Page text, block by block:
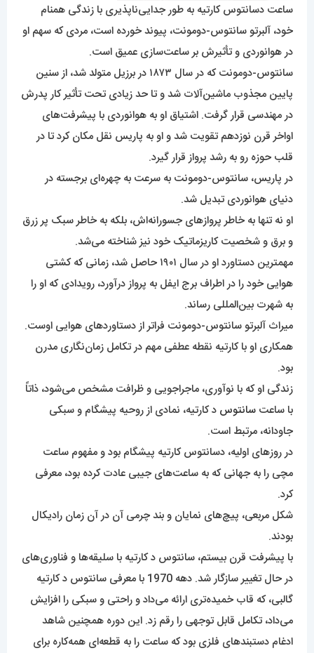
ساعت دسانتوس کارتیه به طور جدایی‌ناپذیری با زندگی همنام
خود، آلبرتو سانتوس-دومونت، پیوند خورده است، مردی که سهم او
در هوانوردی و تأثیرش بر ساعت‌سازی عمیق است.
سانتوس-دومونت که در سال ۱۸۷۳ در برزیل متولد شد، از سنین
پایین مجذوب ماشین‌آلات شد و تا حد زیادی تحت تأثیر کار پدرش
در مهندسی قرار گرفت. اشتیاق او به هوانوردی با پیشرفت‌های
اواخر قرن نوزدهم تقویت شد و او به پاریس نقل مکان کرد تا در
قلب حوزه رو به رشد پرواز قرار گیرد.
در پاریس، سانتوس-دومونت به سرعت به چهره‌ای برجسته در
دنیای هوانوردی تبدیل شد.
او نه تنها به خاطر پروازهای جسورانه‌اش، بلکه به خاطر سبک پر زرق
و برق و شخصیت کاریزماتیک خود نیز شناخته می‌شد.
مهمترین دستاورد او در سال ۱۹۰۱ حاصل شد، زمانی که کشتی
هوایی خود را در اطراف برج ایفل به پرواز درآورد، رویدادی که او را
به شهرت بین‌المللی رساند.
میراث آلبرتو سانتوس-دومونت فراتر از دستاوردهای هوایی اوست.
همکاری او با کارتیه نقطه عطفی مهم در تکامل زمان‌نگاری مدرن
بود.
زندگی او که با نوآوری، ماجراجویی و ظرافت مشخص می‌شود، ذاتاً
با ساعت سانتوس د کارتیه، نمادی از روحیه پیشگام و سبکی
جاودانه، مرتبط است.
در روزهای اولیه، دسانتوس کارتیه پیشگام بود و مفهوم ساعت
مچی را به جهانی که به ساعت‌های جیبی عادت کرده بود، معرفی
کرد.
شکل مربعی، پیچ‌های نمایان و بند چرمی آن در آن زمان رادیکال
بودند.
با پیشرفت قرن بیستم، سانتوس د کارتیه با سلیقه‌ها و فناوری‌های
در حال تغییر سازگار شد. دهه 1970 با معرفی سانتوس د کارتیه
گالبی، که قاب خمیده‌تری ارائه می‌داد و راحتی و سبکی را افزایش
می‌داد، تکامل قابل توجهی را رقم زد. این دوره همچنین شاهد
ادغام دستبندهای فلزی بود که ساعت را به قطعه‌ای همه‌کاره برای